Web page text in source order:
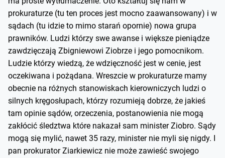
prokuraturze (tu ten proces jest mocno zaawansowany) i w
sądach (tu idzie to mimo starań opornie) nowa grupa
prawników. Ludzi którzy swe awanse i większe pieniądze
zawdzięczają Zbigniewowi Ziobrze i jego pomocnikom.
Ludzie którzy wiedzą, że wdzięczność jest w cenie, jest
oczekiwana i pożądana. Wreszcie w prokuraturze mamy
obecnie na różnych stanowiskach kierowniczych ludzi o
silnych kręgosłupach, którzy rozumieją dobrze, że jakieś
tam opinie sądów, orzeczenia, postanowienia nie mogą
zakłócić śledztwa które nakazał sam minister Ziobro. Sądy
mogą się mylić, nawet 35 razy, minister nie myli się nigdy. I
pan prokurator Ziarkiewicz nie może zawieść swojego